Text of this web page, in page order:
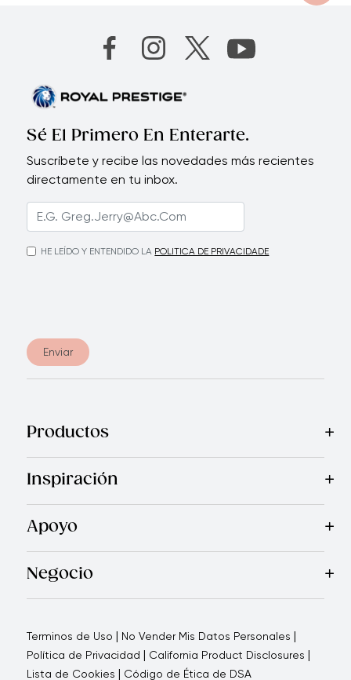
Sé El Primero En Enterarte.
Suscríbete y recibe las novedades más recientes
directamente en tu inbox.
HE LEÍDO Y ENTENDIDO LA POLITICA DE PRIVACIDADE
Enviar
Productos
Mas VendidosCocinaCuchillosVajillasElectrodomésticos
Inspiración
RecetasBlogRoyal TVRevista Royal PrestigePrograma
Apoyo
ContáctanosQuienes SomosGarantía Royal Prestige
Negocio
Por qué elegirnosCómo te apoyamosBlogs -
Terminos de Uso | No Vender Mis Datos Personales |
Política de Privacidad | California Product Disclosures |
Lista de Cookies | Código de Ética de DSA